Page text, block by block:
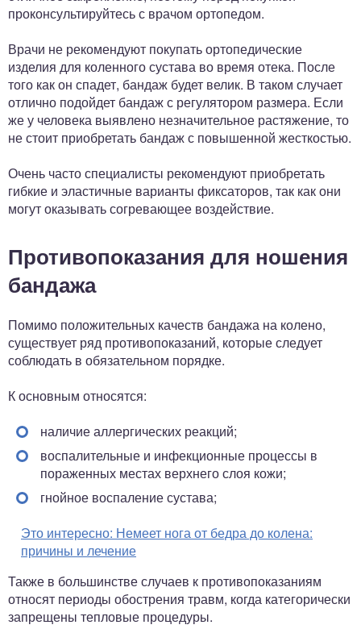
проконсультируйтесь с врачом ортопедом.
Врачи не рекомендуют покупать ортопедические
изделия для коленного сустава во время отека. После
того как он спадет, бандаж будет велик. В таком случает
отлично подойдет бандаж с регулятором размера. Если
же у человека выявлено незначительное растяжение, то
не стоит приобретать бандаж с повышенной жесткостью.
Очень часто специалисты рекомендуют приобретать
гибкие и эластичные варианты фиксаторов, так как они
могут оказывать согревающее воздействие.
Противопоказания для ношения
бандажа
Помимо положительных качеств бандажа на колено,
существует ряд противопоказаний, которые следует
соблюдать в обязательном порядке.
К основным относятся:
наличие аллергических реакций;
воспалительные и инфекционные процессы в
пораженных местах верхнего слоя кожи;
гнойное воспаление сустава;
Это интересно: Немеет нога от бедра до колена:
причины и лечение
Также в большинстве случаев к противопоказаниям
относят периоды обострения травм, когда категорически
запрещены тепловые процедуры.